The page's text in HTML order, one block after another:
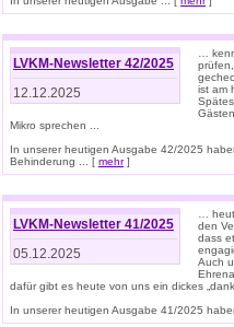
LVKM-Newsletter 42/2025
12.12.2025
…
ist am
Mikro sprechen ...
In unserer heutigen Ausgabe 42/2025
Behinderung ... [ mehr]
LVKM-Newsletter 41/2025
05.12.2025
…
den
dass
Auch
dafür gibt es heute von uns ein dickes
In unserer heutigen Ausgabe 41/2025